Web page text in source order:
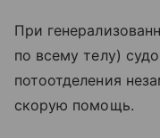
При
по всему телу)
потоотделения
скорую помощь.